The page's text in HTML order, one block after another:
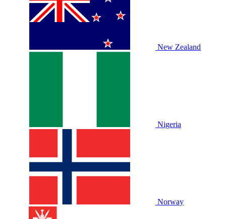
New Zealand
Nigeria
Norway